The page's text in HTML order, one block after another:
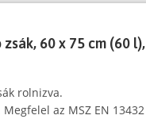
60 x 75 cm (60 l),
rolnizva.
az MSZ EN 13432